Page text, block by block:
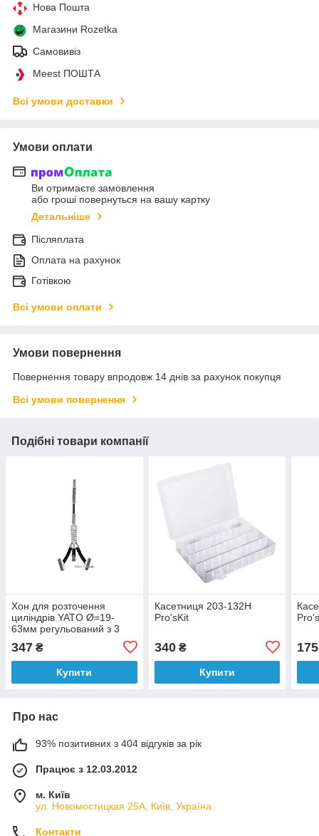
Нова Пошта
Магазини Rozetka
Самовивіз
Meest ПОШТА
Всі умови доставки
Умови оплати
Ви отримаєте замовлення
або гроші повернуться на вашу картку
Детальніше
Післяплата
Оплата на рахунок
Готівкою
Всі умови оплати
Умови повернення
Повернення товару впродовж 14 днів за рахунок покупця
Всі умови повернення
Подібні товари компанії
Хон для розточення
циліндрів YATO Ø=19-
63мм регульований з 3
загальна l=205мм [50]
347 ₴
Купити
Касетниця 203-132H
Pro'sKit
340₴
Купити
175
Про нас
93% позитивних з 404 відгуків за рік
Працює з 12.03.2012
м. Київ
ул. Новомостицкая 25А, Київ, Україна
Контакти